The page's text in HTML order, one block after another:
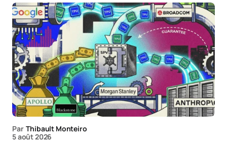
Par Thibault Monteiro
5 août 2026